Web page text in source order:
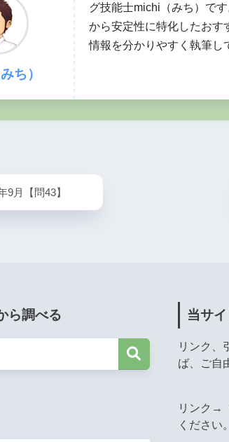
ち）
グ技能士michi（みち）で
から安定性に特化したおす
情報を分かりやすく執筆し
9月【問43】
ら調べる 当サ
リンク、
ば、ご自
リンク→
ください。